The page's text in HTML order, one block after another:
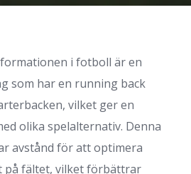
i fotboll är en
som har en running back
vilket ger en
olika spelalternativ. Denna
avstånd för att optimera
på fältet, vilket förbättrar